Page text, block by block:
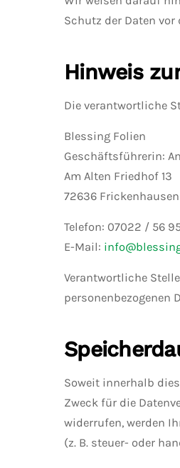
Schutz der Daten
Hinweis
Die verantwortliche
Blessing Folien
Geschäftsführerin:
Am Alten Friedhof 13
72636 Frickenhausen
Telefon: 07022 / 56
E-Mail:
Verantwortliche
personenbezogenen
Soweit innerhalb
Zweck für die
widerrufen, werden
(z. B. steuer- oder